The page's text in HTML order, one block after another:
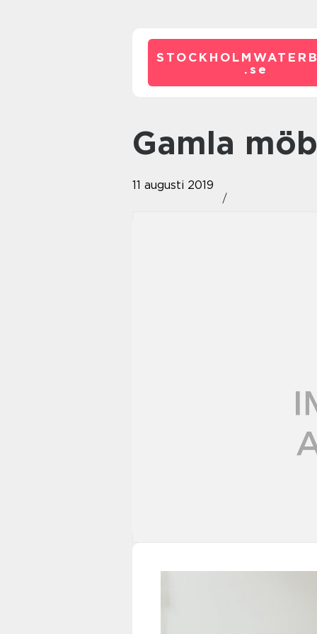
. se
Gamla
11 augusti 2019